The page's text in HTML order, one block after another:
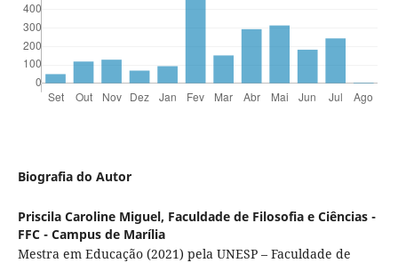
Biografia do Autor
Priscila Caroline Miguel, Faculdade de Filosofia e Ciências -
FFC - Campus de Marília
Mestra em Educação (2021) pela UNESP – Faculdade de